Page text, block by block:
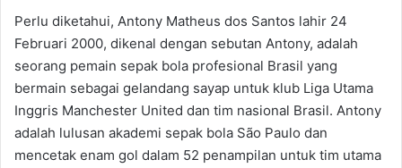
Perlu diketahui, Antony Matheus dos Santos lahir 24
Februari 2000, dikenal dengan sebutan Antony, adalah
seorang pemain sepak bola profesional Brasil yang
bermain sebagai gelandang sayap untuk klub Liga Utama
Inggris Manchester United dan tim nasional Brasil. Antony
adalah lulusan akademi sepak bola São Paulo dan
mencetak enam gol dalam 52 penampilan untuk tim utama